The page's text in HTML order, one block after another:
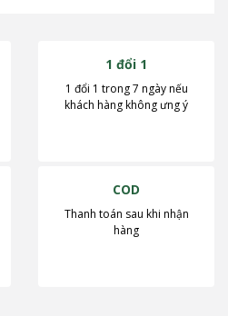
1 đổi 1
1 đổi 1 trong 7 ngày nếu
khách hàng không ưng ý
COD
Thanh toán sau khi nhận
hàng